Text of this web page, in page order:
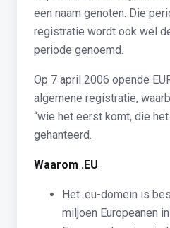
een naam genoten. Die
registratie wordt ook wel
periode genoemd.
Op 7 april 2006 opende
algemene registratie,
“wie het eerst komt, die
gehanteerd.
Waarom .EU
Het .eu-domein is
miljoen Europeanen